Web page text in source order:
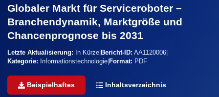
Globaler Markt für Serviceroboter –
Branchendynamik, Marktgröße und
Chancenprognose bis 2031
Letzte Aktualisierung: In Kürze Bericht-ID: AA1120006
Kategorie: Informationstechnologie Format: PDF
Beispielhaftes Inhaltsverzeichnis